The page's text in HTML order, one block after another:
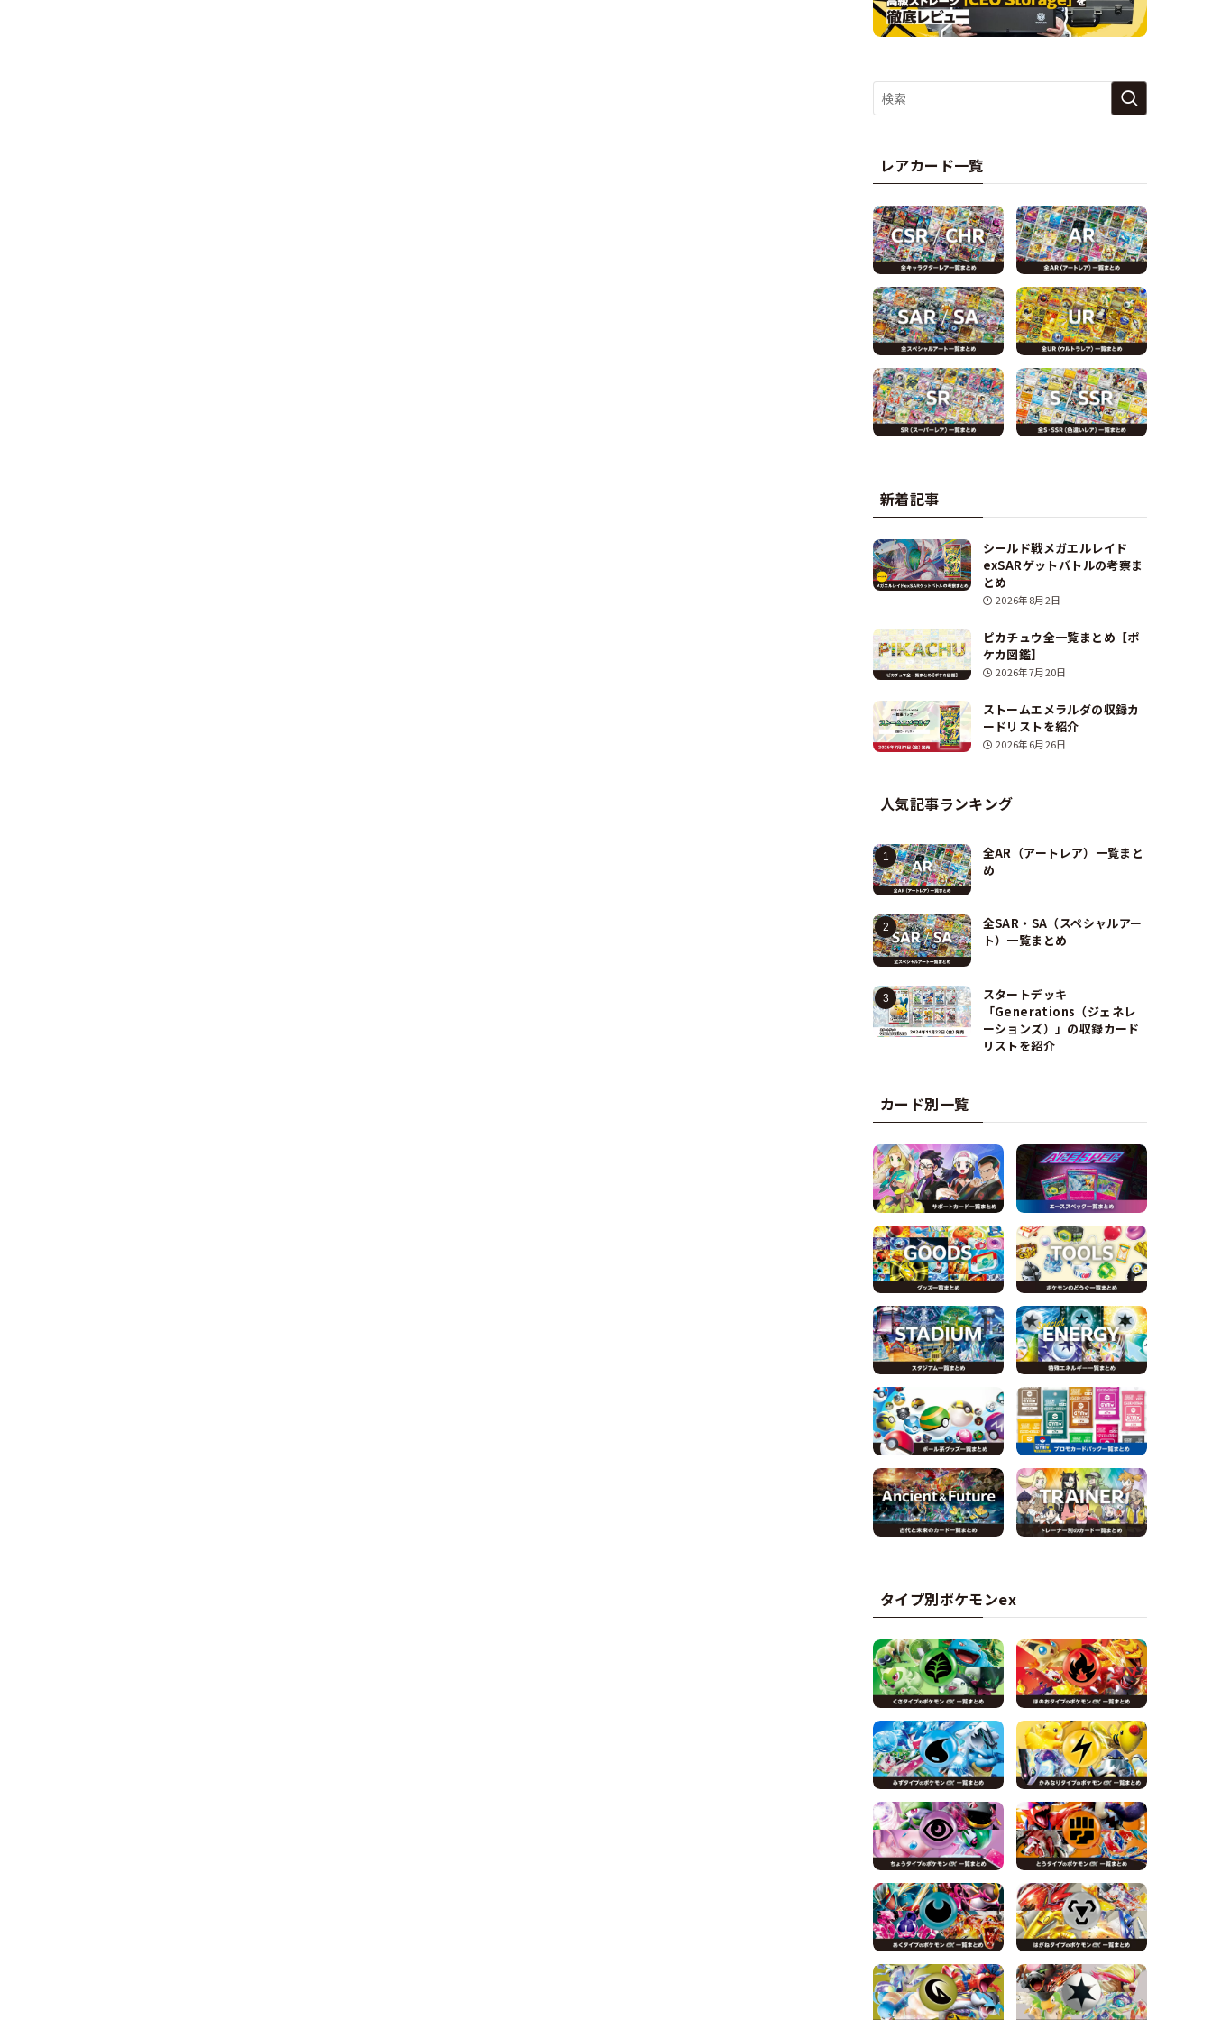
レアカード一覧
新着記事
シールド戦メガエルレイド
exSARゲットバトルの考察ま
とめ
2026年8月2日
ピカチュウ全一覧まとめ【ポ
ケカ図鑑】
2026年7月20日
ストームエメラルダの収録カ
ードリストを紹介
2026年6月26日
人気記事ランキング
全AR（アートレア）一覧まと
め
全SAR・SA（スペシャルアー
ト）一覧まとめ
スタートデッキ
「Generations（ジェネレ
ーションズ）」の収録カード
リストを紹介
カード別一覧
タイプ別ポケモンex